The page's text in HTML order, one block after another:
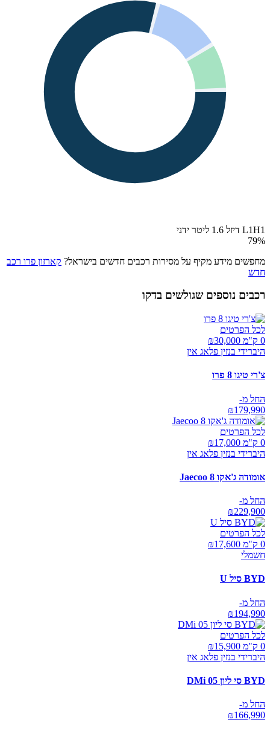
L1H1 דיזל 1.6 ליטר ידני
79%
מחפשים מידע מקיף על מסירות רכבים חדשים בישראל? קארזון פרו רכב
חדש
רכבים נוספים שגולשים בדקו
לכל הפרטים
0 ק"מ ₪
30,000
היברידי בנזין פלאג אין
צ'רי טיגו 8 פרו
החל מ-
₪179,990
לכל הפרטים
0 ק"מ ₪
17,000
היברידי בנזין פלאג אין
אומודה ג'אקו Jaecoo 8
החל מ-
₪229,900
לכל הפרטים
0 ק"מ ₪
17,600
חשמלי
BYD סיל U
החל מ-
₪194,990
לכל הפרטים
0 ק"מ ₪
15,900
היברידי בנזין פלאג אין
BYD סי ליון 05 DMi
החל מ-
₪166,990